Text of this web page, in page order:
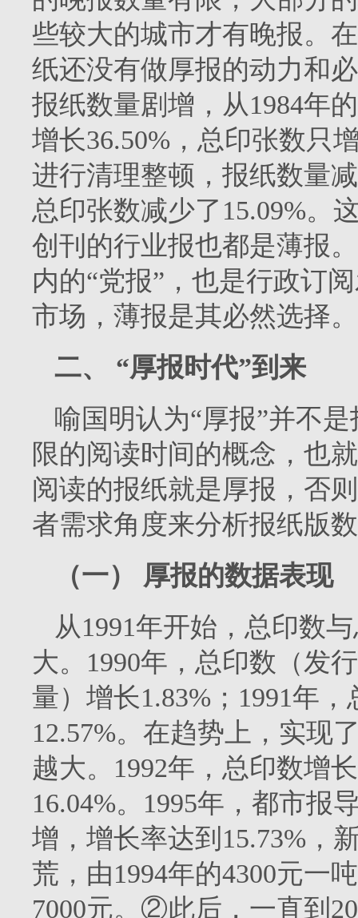
些较大的城市才有晚报。
纸还没有做厚报的动力和
报纸数量剧增，从1984年的
增长36.50% ，总印张数只
进行清理整顿，报纸数量
总印张数减少了 15.09%。
创刊的行业报也都是薄报
内的“党报”，也是行政订
市场，薄报是其必然选择。
二、
“厚报时代”到来
喻国明认为“厚报”并不
限的阅读时间的概念，也
阅读的报纸就是厚报，否
者需求角度来分析报纸版
（一）
厚报的数据表现
从1991年开始，总印数
大。 1990年，总印数（发
量）增长1.83% ； 1991年，
12.57%。在趋势上，实现
越大。 1992年，总印数增长
16.04%。 1995年，都市报
增，增长率达到 15.73% ，
荒，由1994年的4300元一
7000元。②此后，一直到